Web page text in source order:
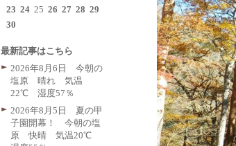
23 24 25 26 27 28 29
30
最新記事はこちら
2026年8月6日 今朝の
塩原 晴れ 気温
22℃ 湿度57％
2026年8月5日 夏の甲
子園開幕！ 今朝の塩
原 快晴 気温20℃